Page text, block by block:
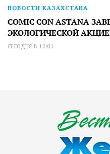
НОВОСТИ КАЗАХСТАНА
COMIC CON ASTANA
ЭКОЛОГИЧЕСКОЙ
СЕГОДНЯ В 12:01